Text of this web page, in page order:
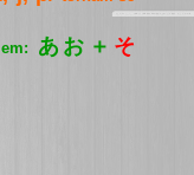
あお＋ そ